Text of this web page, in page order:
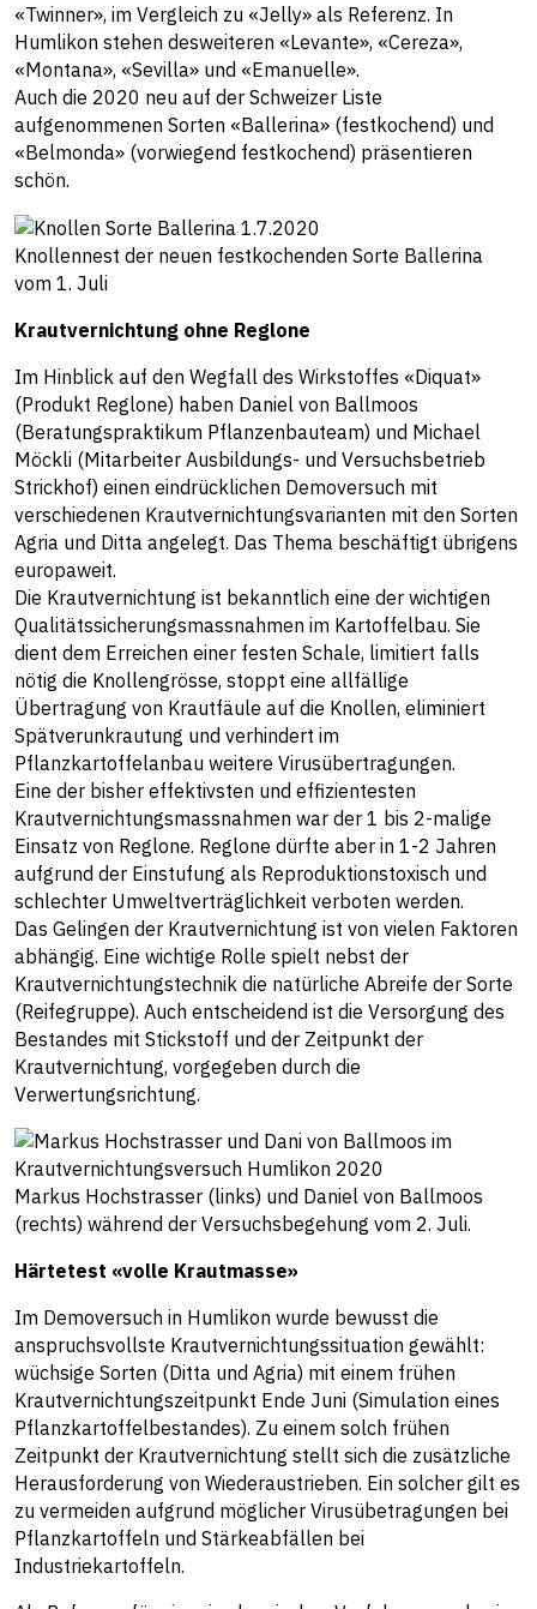
«Twinner», im Vergleich zu «Jelly» als Referenz. In
Humlikon stehen desweiteren «Levante», «Cereza»,
«Montana», «Sevilla» und «Emanuelle».
Auch die 2020 neu auf der Schweizer Liste
aufgenommenen Sorten «Ballerina» (festkochend) und
«Belmonda» (vorwiegend festkochend) präsentieren
schön.
Knollennest der neuen festkochenden Sorte Ballerina
vom 1. Juli
Krautvernichtung ohne Reglone
Im Hinblick auf den Wegfall des Wirkstoffes «Diquat»
(Produkt Reglone) haben Daniel von Ballmoos
(Beratungspraktikum Pflanzenbauteam) und Michael
Möckli (Mitarbeiter Ausbildungs- und Versuchsbetrieb
Strickhof) einen eindrücklichen Demoversuch mit
verschiedenen Krautvernichtungsvarianten mit den Sorten
Agria und Ditta angelegt. Das Thema beschäftigt übrigens
europaweit.
Die Krautvernichtung ist bekanntlich eine der wichtigen
Qualitätssicherungsmassnahmen im Kartoffelbau. Sie
dient dem Erreichen einer festen Schale, limitiert falls
nötig die Knollengrösse, stoppt eine allfällige
Übertragung von Krautfäule auf die Knollen, eliminiert
Spätverunkrautung und verhindert im
Pflanzkartoffelanbau weitere Virusübertragungen.
Eine der bisher effektivsten und effizientesten
Krautvernichtungsmassnahmen war der 1 bis 2-malige
Einsatz von Reglone. Reglone dürfte aber in 1-2 Jahren
aufgrund der Einstufung als Reproduktionstoxisch und
schlechter Umweltverträglichkeit verboten werden.
Das Gelingen der Krautvernichtung ist von vielen Faktoren
abhängig. Eine wichtige Rolle spielt nebst der
Krautvernichtungstechnik die natürliche Abreife der Sorte
(Reifegruppe). Auch entscheidend ist die Versorgung des
Bestandes mit Stickstoff und der Zeitpunkt der
Krautvernichtung, vorgegeben durch die
Verwertungsrichtung.
Markus Hochstrasser (links) und Daniel von Ballmoos
(rechts) während der Versuchsbegehung vom 2. Juli.
Härtetest «volle Krautmasse»
Im Demoversuch in Humlikon wurde bewusst die
anspruchsvollste Krautvernichtungssituation gewählt:
wüchsige Sorten (Ditta und Agria) mit einem frühen
Krautvernichtungszeitpunkt Ende Juni (Simulation eines
Pflanzkartoffelbestandes). Zu einem solch frühen
Zeitpunkt der Krautvernichtung stellt sich die zusätzliche
Herausforderung von Wiederaustrieben. Ein solcher gilt es
zu vermeiden aufgrund möglicher Virusübetragungen bei
Pflanzkartoffeln und Stärkeabfällen bei
Industriekartoffeln.